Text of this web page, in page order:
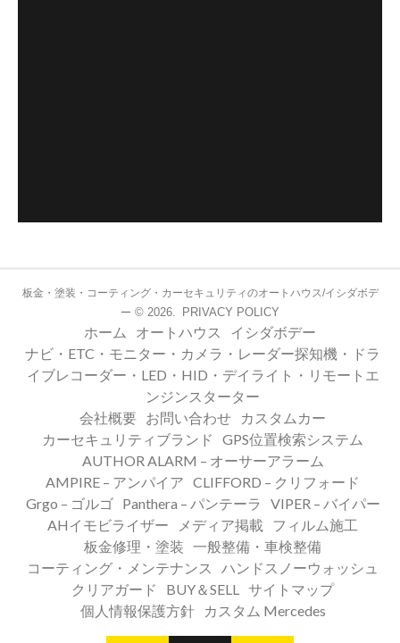
板金・塗装・コーティング・カーセキュリティのオートハウス/イシダボデ
ー © 2026. PRIVACY POLICY
ホーム オートハウス
イシダボデー
ナビ・ETC・モニター・カメラ・レーダー探知機・ドラ
イブレコーダー・LED・HID・デイライト・リモートエ
ンジンスターター
会社概要 お問い合わせ
カスタムカー
カーセキュリティブランド
GPS位置検索システム
AUTHOR ALARM – オーサーアラーム
AMPIRE – アンパイア CLIFFORD – クリフォード
Grgo – ゴルゴ
Panthera – パンテーラ
VIPER – バイパー
AHイモビライザー
メディア掲載
フィルム施工
板金修理・塗装 一般整備・車検整備
コーティング・メンテナンス
ハンドスノーウォッシュ
クリアガード
BUY＆SELL サイトマップ
個人情報保護方針
カスタム Mercedes